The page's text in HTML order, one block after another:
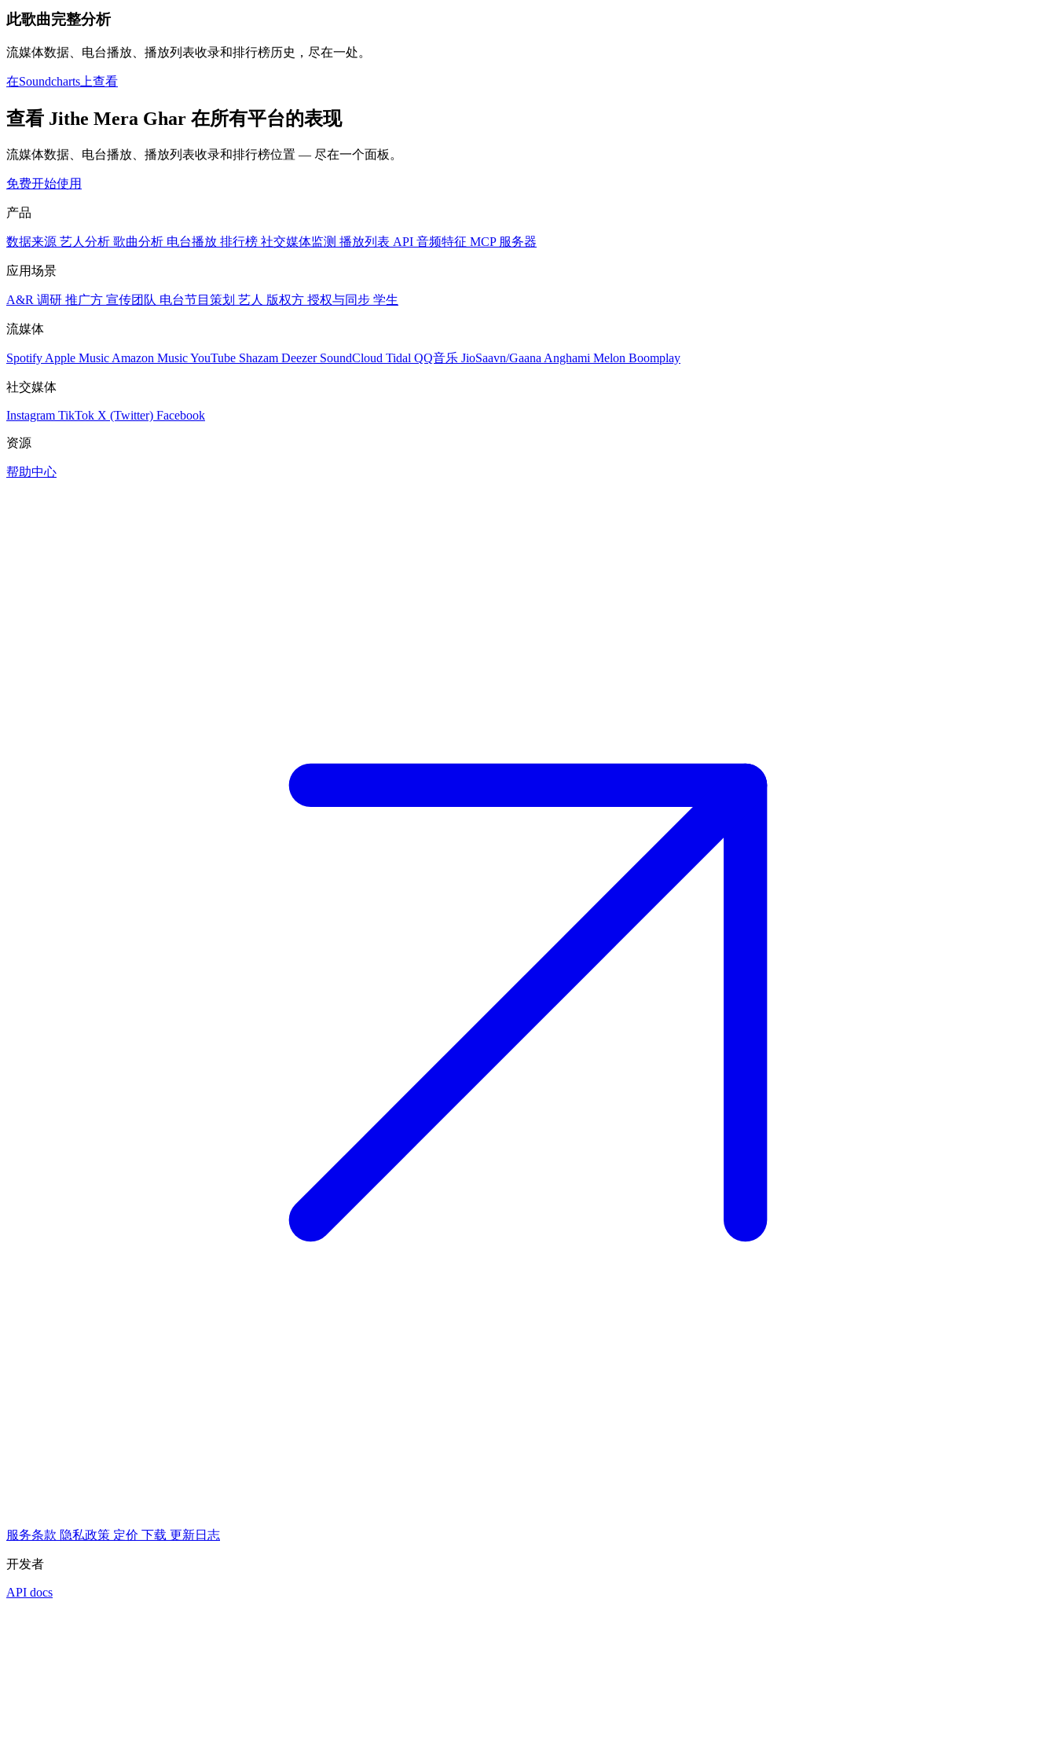
此歌曲完整分析
流媒体数据、电台播放、播放列表收录和排行榜历史，尽在一处。
在Soundcharts上查看
查看 Jithe Mera Ghar 在所有平台的表现
流媒体数据、电台播放、播放列表收录和排行榜位置 — 尽在一个面板。
免费开始使用
产品
数据来源 艺人分析 歌曲分析 电台播放 排行榜 社交媒体监测 播放列表 API 音频特征 MCP 服务器
应用场景
A&R 调研 推广方 宣传团队 电台节目策划 艺人 版权方 授权与同步 学生
流媒体
Spotify Apple Music Amazon MusicYouTube Shazam Deezer SoundCloud Tidal QQ音乐 JioSaavn/Gaana Anghami Melon Boomplay
社交媒体
Instagram TikTok X (Twitter) Facebook
资源
帮助中心
服务条款 隐私政策 定价 下载 更新日志
开发者
API docs